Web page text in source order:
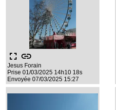
fullscreen link
Jesus Forain
Prise 01/03/2025 14h10 18s
Envoyée 07/03/2025 15:27